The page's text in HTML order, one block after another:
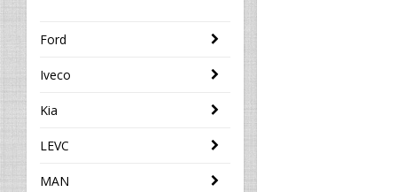
Ford
Iveco
Kia
LEVC
MAN